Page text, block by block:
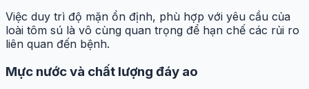
Việc duy trì độ mặn ổn định, phù hợp với yêu cầu của
loài tôm sú là vô cùng quan trọng để hạn chế các rủi ro
liên quan đến bệnh.
Mực nước và chất lượng đáy ao